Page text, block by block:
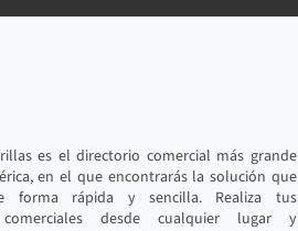
es el directorio comercial más grande
en el que encontrarás la solución que
forma rápida y sencilla. Realiza tus
comerciales desde cualquier lugar y